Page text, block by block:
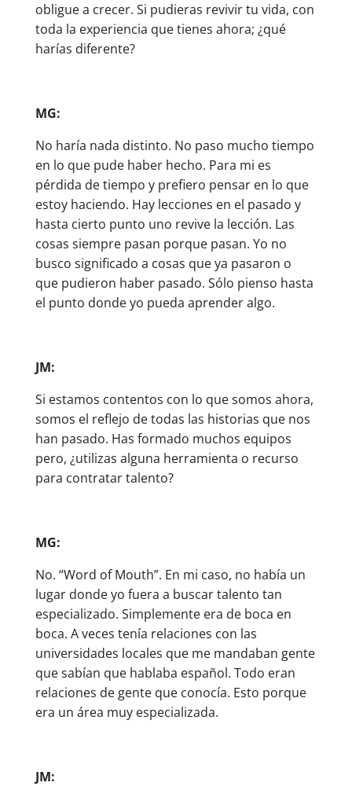
obligue a crecer. Si pudieras revivir tu vida, con
toda la experiencia que tienes ahora; ¿qué
harías diferente?
MG:
No haría nada distinto. No paso mucho tiempo
en lo que pude haber hecho. Para mi es
pérdida de tiempo y prefiero pensar en lo que
estoy haciendo. Hay lecciones en el pasado y
hasta cierto punto uno revive la lección. Las
cosas siempre pasan porque pasan. Yo no
busco significado a cosas que ya pasaron o
que pudieron haber pasado. Sólo pienso hasta
el punto donde yo pueda aprender algo.
JM:
Si estamos contentos con lo que somos ahora,
somos el reflejo de todas las historias que nos
han pasado. Has formado muchos equipos
pero, ¿utilizas alguna herramienta o recurso
para contratar talento?
MG:
No. “Word of Mouth”. En mi caso, no había un
lugar donde yo fuera a buscar talento tan
especializado. Simplemente era de boca en
boca. A veces tenía relaciones con las
universidades locales que me mandaban gente
que sabían que hablaba español. Todo eran
relaciones de gente que conocía. Esto porque
era un área muy especializada.
JM: